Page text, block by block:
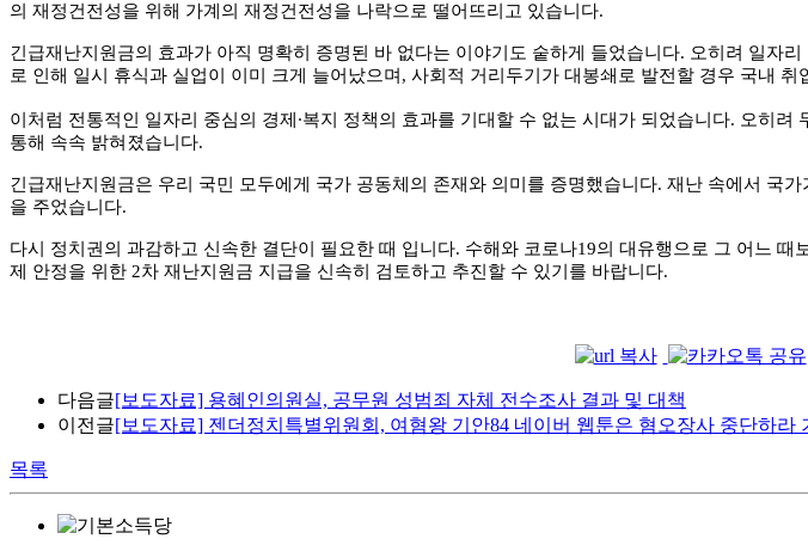
의 재정건전성을 위해 가계의 재정건전성을 나락으로 떨어뜨리고 있습니다.
긴급재난지원금의 효과가 아직 명확히 증명된 바 없다는 이야기도 숱하게 들었습니다. 오히려 일자
로 인해 일시 휴식과 실업이 이미 크게 늘어났으며 , 사회적 거리두기가 대봉쇄로 발전할 경우 국내 취
이처럼 전통적인 일자리 중심의 경제 ⸱복지 정책의 효과를 기대할 수 없는 시대가 되었습니다. 오히려
통해 속속 밝혀졌습니다.
긴급재난지원금은 우리 국민 모두에게 국가 공동체의 존재와 의미를 증명했습니다. 재난 속에서 국가
을 주었습니다.
다시 정치권의 과감하고 신속한 결단이 필요한 때 입니다. 수해와 코로나19의 대유행으로 그 어느 때
제 안정을 위한 2차 재난지원금 지급을 신속히 검토하고 추진할 수 있기를 바랍니다.
다음글[보도자료] 용혜인의원실, 공무원 성범죄 자체 전수조사 결과 및 대책
이전글[보도자료] 젠더정치특별위원회, 여혐왕 기안84 네이버 웹툰은 혐오장사 중단하라
목록